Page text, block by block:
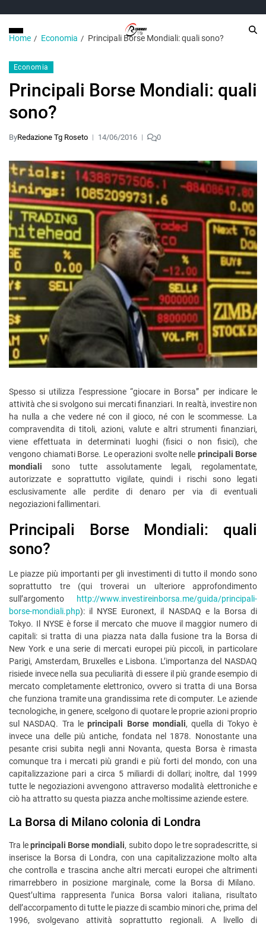
Home Economia Principali Borse Mondiali: quali sono?
Economia
Principali Borse Mondiali: quali
sono?
ByRedazione Tg Roseto 14/06/2016 0
Spesso si utilizza l’espressione “giocare in Borsa” per indicare le
attività che si svolgono sui mercati finanziari. In realtà, investire non
ha nulla a che vedere né con il gioco, né con le scommesse. La
compravendita di titoli, azioni, valute e altri strumenti finanziari,
viene effettuata in determinati luoghi (fisici o non fisici), che
vengono chiamati Borse. Le operazioni svolte nelle principali Borse
mondiali sono tutte assolutamente legali, regolamentate,
autorizzate e soprattutto vigilate, quindi i rischi sono legati
esclusivamente alle perdite di denaro per via di eventuali
negoziazioni fallimentari.
Principali Borse Mondiali: quali
sono?
Le piazze più importanti per gli investimenti di tutto il mondo sono
soprattutto tre (qui troverai un ulteriore approfondimento
sull’argomento
http://www.investireinborsa.me/guida/principali-
borse-mondiali.php): il NYSE Euronext, il NASDAQ e la Borsa di
Tokyo. Il NYSE è forse il mercato che muove il maggior numero di
capitali: si tratta di una piazza nata dalla fusione tra la Borsa di
New York e una serie di mercati europei più piccoli, in particolare
Parigi, Amsterdam, Bruxelles e Lisbona. L’importanza del NASDAQ
risiede invece nella sua peculiarità di essere il più grande esempio di
mercato completamente elettronico, ovvero si tratta di una Borsa
che funziona tramite una grandissima rete di computer. Le aziende
tecnologiche, in genere, scelgono di quotare le proprie azioni proprio
sul NASDAQ. Tra leprincipali Borse mondiali, quella di Tokyo è
invece una delle più antiche, fondata nel 1878. Nonostante una
pesante crisi subita negli anni Novanta, questa Borsa è rimasta
comunque tra i mercati più grandi e più forti del mondo, con una
capitalizzazione pari a circa 5 miliardi di dollari; inoltre, dal 1999
tutte le negoziazioni avvengono attraverso modalità elettroniche e
ciò ha attratto su questa piazza anche moltissime aziende estere.
La Borsa di Milano colonia di Londra
Tra leprincipali Borse mondiali, subito dopo le tre sopradescritte, si
inserisce la Borsa di Londra, con una capitalizzazione molto alta
che controlla e trascina anche altri mercati europei che altrimenti
rimarrebbero in posizione marginale, come la Borsa di Milano.
Quest’ultima rappresenta l’unica Borsa valori italiana, risultato
dell’accorpamento di tutte le piazze di scambio minori che, prima del
1996, svolgevano attività soprattutto regionali. A livello di